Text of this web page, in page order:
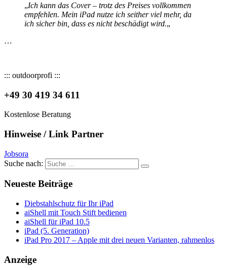
„Ich kann das Cover – trotz des Preises vollkommen
empfehlen. Mein iPad nutze ich seither viel mehr, da
ich sicher bin, dass es nicht beschädigt wird.„
…
::: outdoorprofi :::
+49 30 419 34 611
Kostenlose Beratung
Hinweise / Link Partner
Jobsora
Suche nach:
Neueste Beiträge
Diebstahlschutz für Ihr iPad
aiShell mit Touch Stift bedienen
aiShell für iPad 10.5
iPad (5. Generation)
iPad Pro 2017 – Apple mit drei neuen Varianten, rahmenlos
Anzeige